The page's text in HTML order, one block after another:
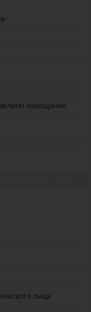
завещание
лица